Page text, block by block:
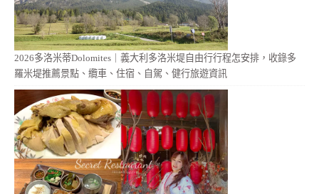
2026多洛米蒂Dolomites｜義大利多洛米堤自由行行程怎安排，收錄多
羅米堤推薦景點、纜車、住宿、自駕、健行旅遊資訊